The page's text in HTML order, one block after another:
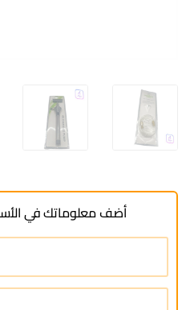
أضف معلوماتك في